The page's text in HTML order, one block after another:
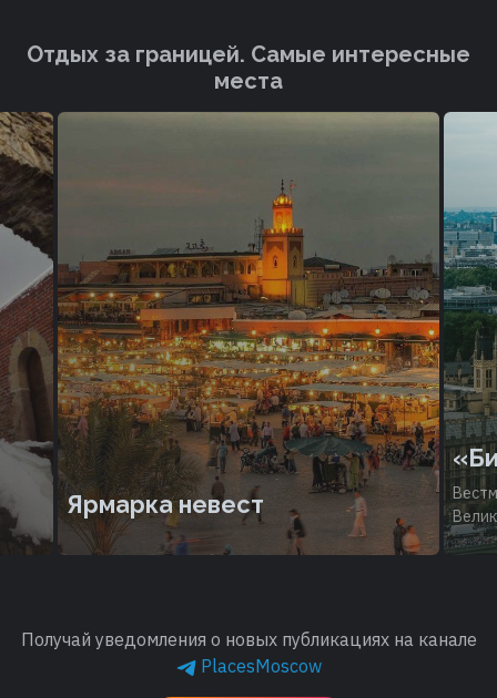
Отдых за границей. Cамые интересные
места
Ярмарка невест
Получай уведомления о новых публикациях на канале
PlacesMoscow